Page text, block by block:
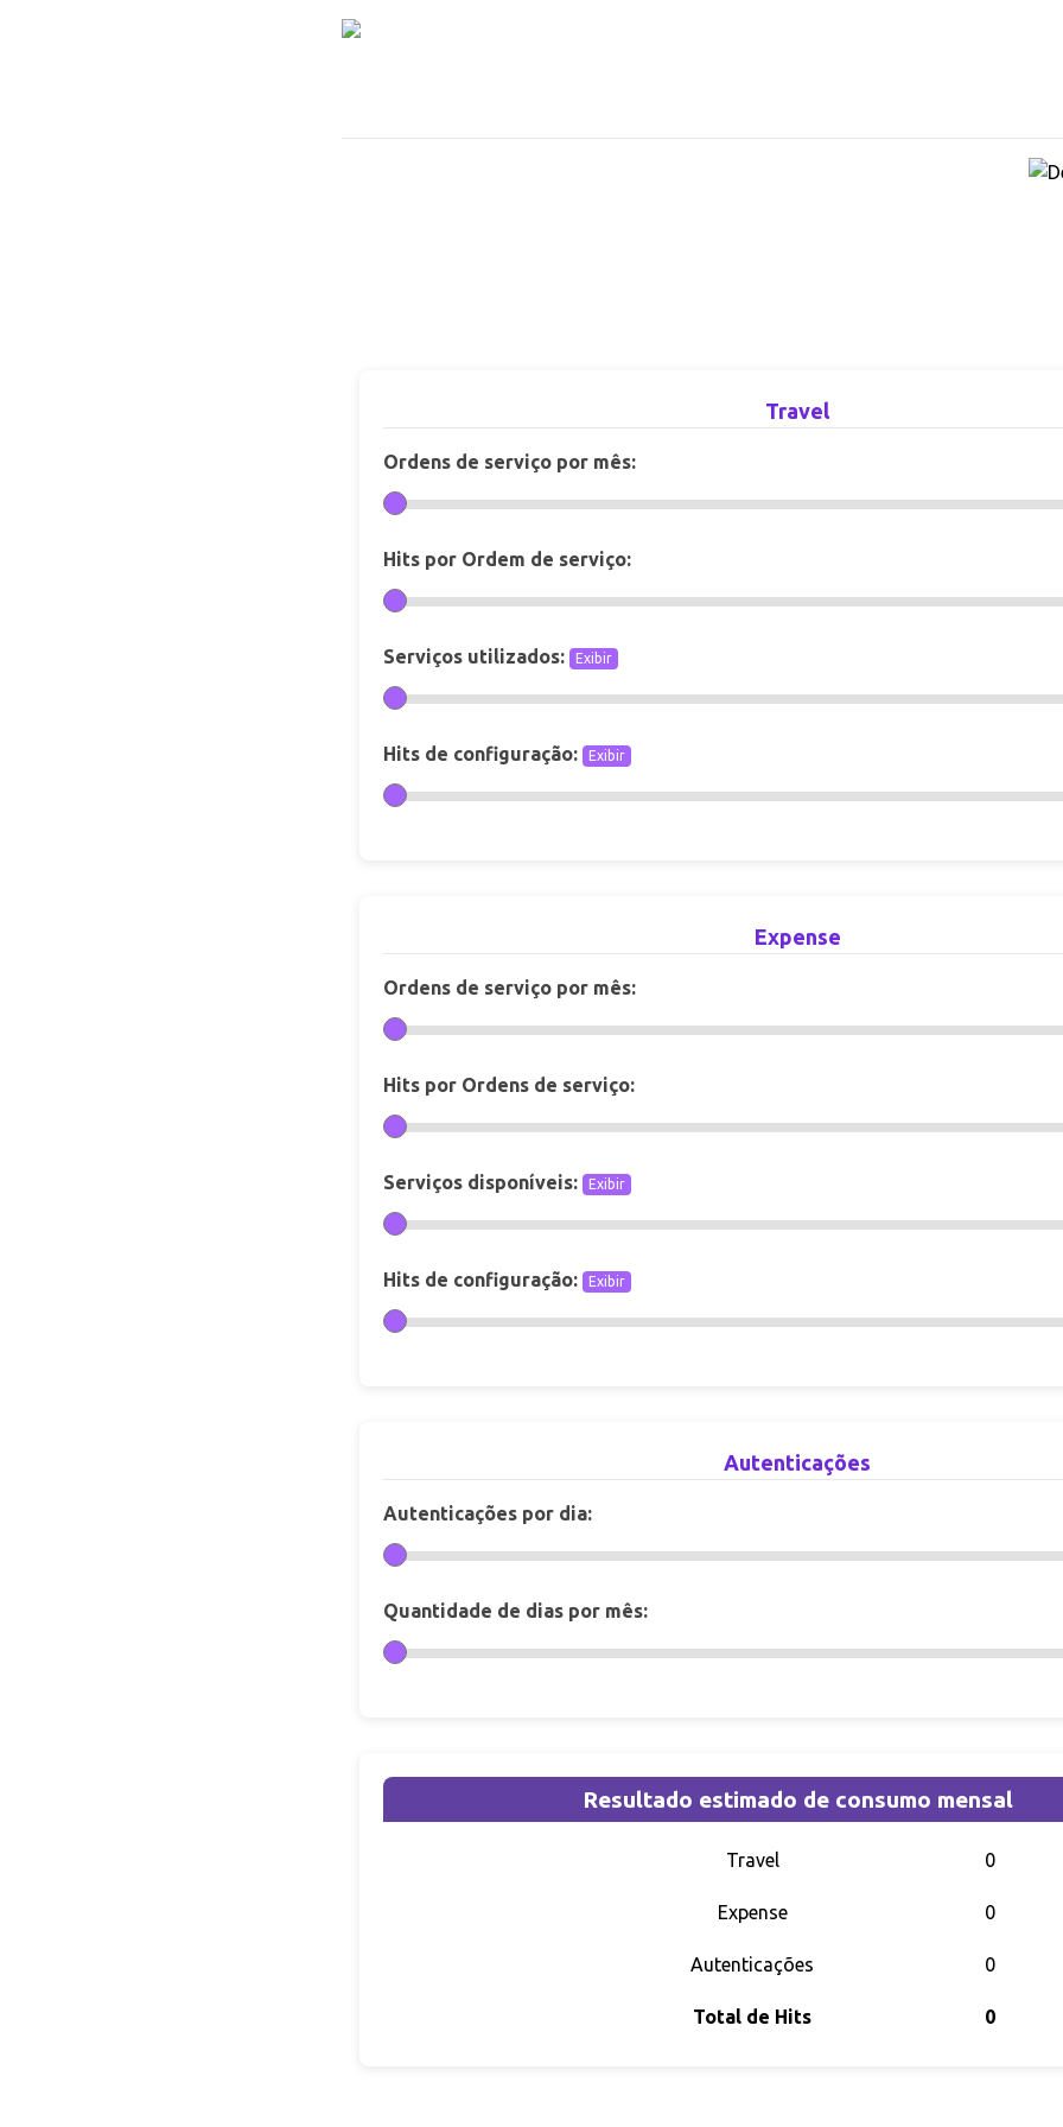
Travel
Ordens de serviço por mês:
Hits por Ordem de serviço:
Serviços utilizados: Exibir
Hits de configuração: Exibir
Expense
Ordens de serviço por mês:
Hits por Ordens de serviço:
Serviços disponíveis: Exibir
Hits de configuração: Exibir
Autenticações
Autenticações por dia:
Quantidade de dias por mês:
Resultado estimado de consumo mensal
Travel 0
Expense 0
Autenticações 0
Total de Hits 0